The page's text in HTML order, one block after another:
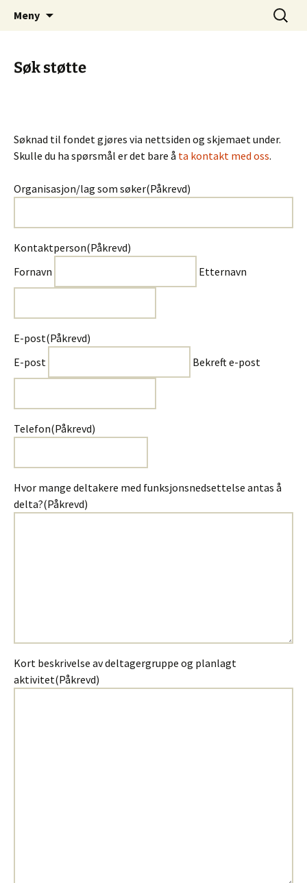
Gjerstadstiftelsen
Meny
Søk
etter:
Søk støtte
Søknad til fondet gjøres via nettsiden og skjemaet under.
Skulle du ha spørsmål er det bare å ta kontakt med oss.
Organisasjon/lag som søker(Påkrevd)
Kontaktperson(Påkrevd)
Fornavn
Etternavn
E-post(Påkrevd)
E-post
Bekreft e-post
Telefon(Påkrevd)
Hvor mange deltakere med funksjonsnedsettelse antas å
delta?(Påkrevd)
Kort beskrivelse av deltagergruppe og planlagt
aktivitet(Påkrevd)